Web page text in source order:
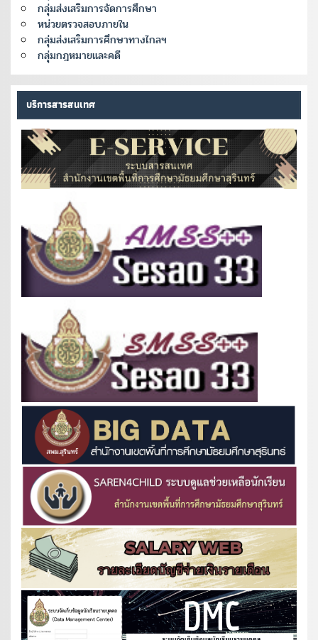
กลุ่มส่งเสริมการจัดการศึกษา
หน่วยตรวจสอบภายใน
กลุ่มส่งเสริมการศึกษาทางไกลฯ
กลุ่มกฎหมายและคดี
บริการสารสนเทศ